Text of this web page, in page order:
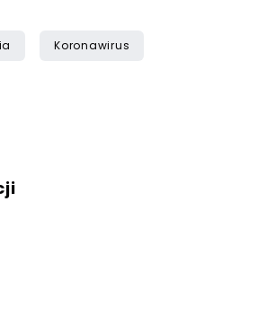
Koronawirus